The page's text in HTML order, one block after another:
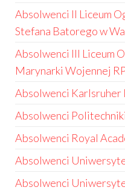
Absolwenci II Liceum
Stefana Batorego w
Absolwenci III Liceum
Marynarki Wojennej
Absolwenci
Absolwenci
Absolwenci Royal
Absolwenci
Absolwenci